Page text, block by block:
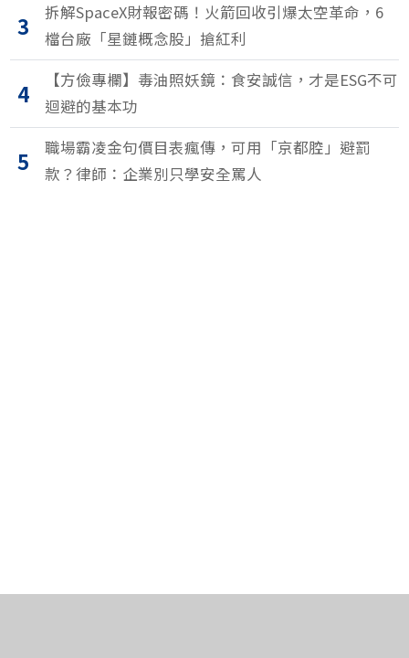
3
拆解SpaceX財報密碼！火箭回收引爆太空革命，6
檔台廠「星鏈概念股」搶紅利
4
【方儉專欄】毒油照妖鏡：食安誠信，才是ESG不可
迴避的基本功
5
職場霸凌金句價目表瘋傳，可用「京都腔」避罰
款？律師：企業別只學安全罵人